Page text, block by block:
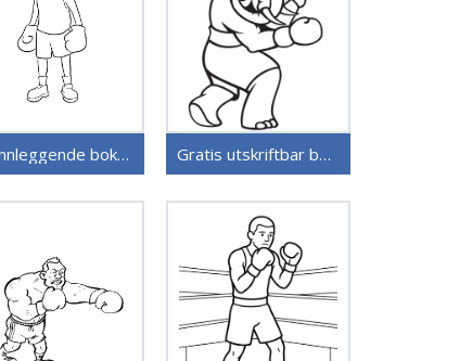
Grunnleggende boksing Gratis utskriftbar boksing